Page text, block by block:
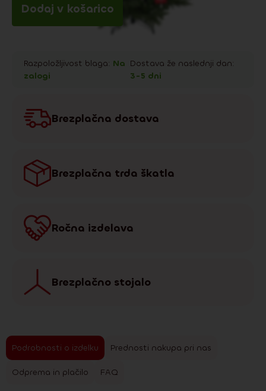
Dodaj v košarico
Razpoložljivost blaga: Na
zalogi
Dostava že naslednji dan:
3-5 dni
Brezplačna dostava
Brezplačna trda škatla
Ročna izdelava
Brezplačno stojalo
Podrobnosti o izdelku Prednosti nakupa pri nas
Odprema in plačilo FAQ